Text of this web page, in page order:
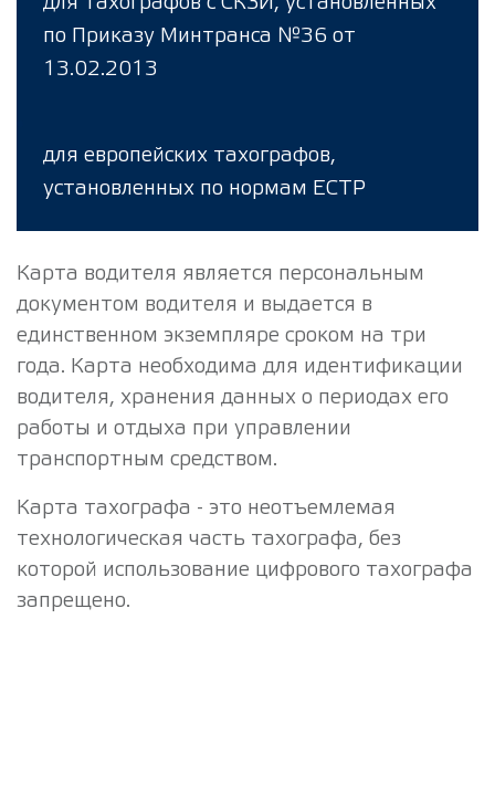
по Приказу Минтранса №36 от
13.02.2013
для европейских тахографов,
установленных по нормам ЕСТР
Карта водителя является персональным
документом водителя и выдается в
единственном экземпляре сроком на три
года. Карта необходима для идентификации
водителя, хранения данных о периодах его
работы и отдыха при управлении
транспортным средством.
Карта тахографа - это неотъемлемая
технологическая часть тахографа, без
которой использование цифрового тахографа
запрещено.